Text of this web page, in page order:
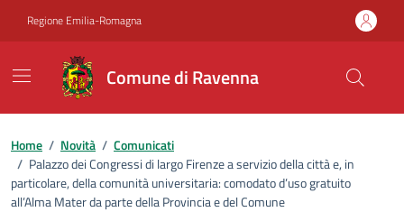
Regione Emilia-Romagna
Comune di Ravenna
Home / Novità / Comunicati
/ Palazzo dei Congressi di largo Firenze a servizio della città e, in
particolare, della comunità universitaria: comodato d’uso gratuito
all’Alma Mater da parte della Provincia e del Comune